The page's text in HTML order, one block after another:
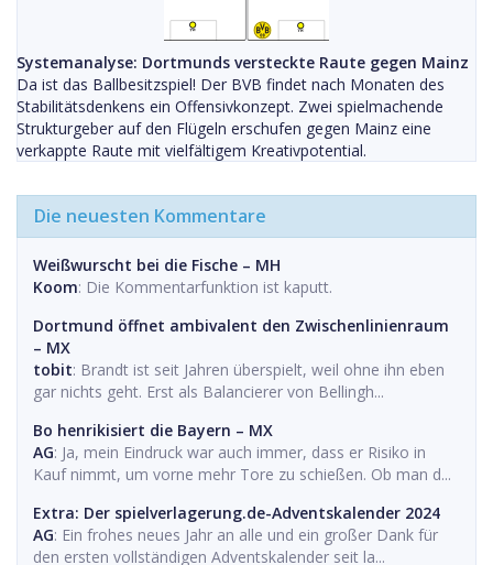
Systemanalyse: Dortmunds versteckte Raute gegen Mainz
Da ist das Ballbesitzspiel! Der BVB findet nach Monaten des
Stabilitätsdenkens ein Offensivkonzept. Zwei spielmachende
Strukturgeber auf den Flügeln erschufen gegen Mainz eine
verkappte Raute mit vielfältigem Kreativpotential.
Die neuesten Kommentare
Weißwurscht bei die Fische – MH
Koom: Die Kommentarfunktion ist kaputt.
Dortmund öffnet ambivalent den Zwischenlinienraum
– MX
tobit: Brandt ist seit Jahren überspielt, weil ohne ihn eben
gar nichts geht. Erst als Balancierer von Bellingh...
Bo henrikisiert die Bayern – MX
AG: Ja, mein Eindruck war auch immer, dass er Risiko in
Kauf nimmt, um vorne mehr Tore zu schießen. Ob man d...
Extra: Der spielverlagerung.de-Adventskalender 2024
AG: Ein frohes neues Jahr an alle und ein großer Dank für
den ersten vollständigen Adventskalender seit la...